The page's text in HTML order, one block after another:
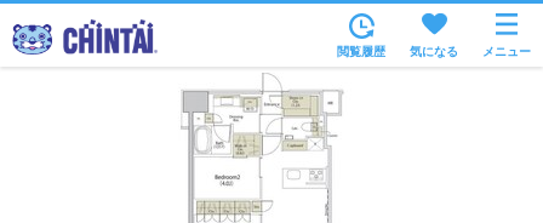
沿線・駅から
住所から
家賃相場から
通勤通学時間から
閲覧履歴 気になる メニュー